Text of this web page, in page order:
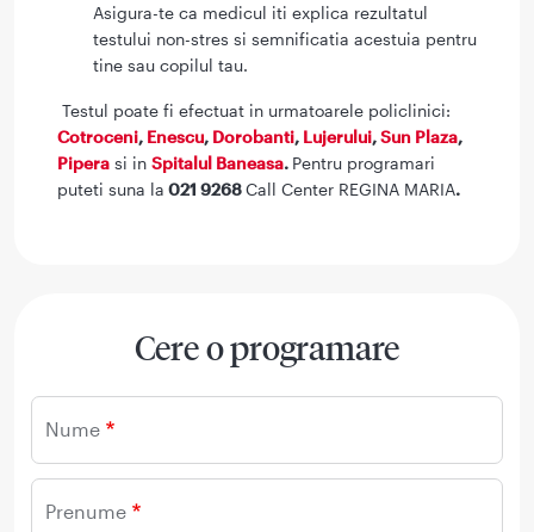
Asigura-te ca medicul iti explica rezultatul
testului non-stres si semnificatia acestuia pentru
tine sau copilul tau.
Testul poate fi efectuat in urmatoarele policlinici:
Cotroceni, Enescu, Dorobanti, Lujerului,Sun Plaza,
Pipera si in Spitalul Baneasa. Pentru programari
puteti suna la 021 9268Call Center REGINA MARIA.
Cere o programare
Nume
Prenume